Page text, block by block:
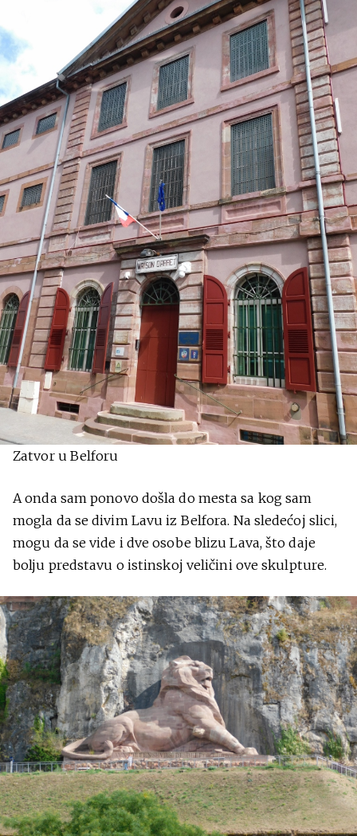
Zatvor u Belforu
A onda sam ponovo došla do mesta sa kog sam
mogla da se divim Lavu iz Belfora. Na sledećoj slici,
mogu da se vide i dve osobe blizu Lava, što daje
bolju predstavu o istinskoj veličini ove skulpture.